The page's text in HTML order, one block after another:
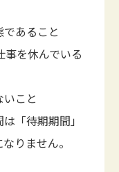
あること
を休んでいる
こと
「待期期間」
りません。